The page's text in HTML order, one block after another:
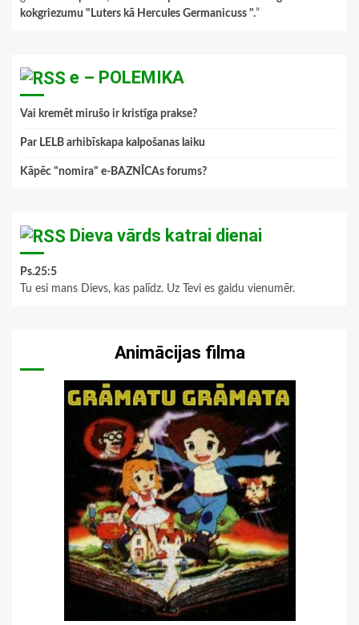
kokgriezumu "Luters kā Hercules Germanicuss ".”
e – POLEMIKA
Vai kremēt mirušo ir kristīga prakse?
Par LELB arhibīskapa kalpošanas laiku
Kāpēc "nomira" e-BAZNĪCAs forums?
Dieva vārds katrai dienai
Ps.25:5
Tu esi mans Dievs, kas palīdz. Uz Tevi es gaidu vienumēr.
Animācijas filma